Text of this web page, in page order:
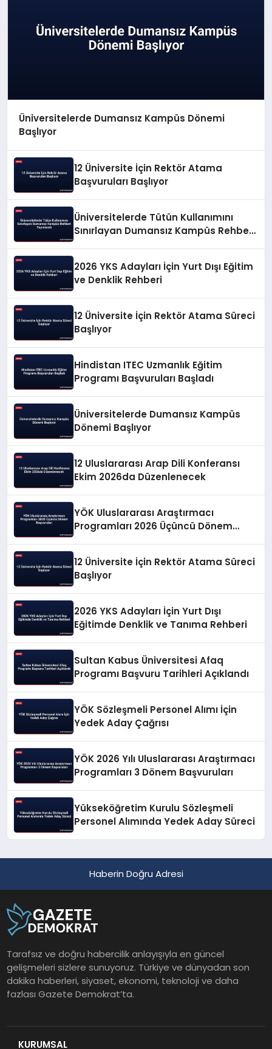
Üniversitelerde Dumansız Kampüs Dönemi
Başlıyor
12 Üniversite İçin Rektör Atama
Başvuruları Başlıyor
Üniversitelerde Tütün Kullanımını
Sınırlayan Dumansız Kampüs Rehberi
2026 YKS Adayları İçin Yurt Dışı Eğitim
ve Denklik Rehberi
12 Üniversite İçin Rektör Atama Süreci
Başlıyor
Hindistan ITEC Uzmanlık Eğitim
Programı Başvuruları Başladı
Üniversitelerde Dumansız Kampüs
Dönemi Başlıyor
12 Uluslararası Arap Dili Konferansı
Ekim 2026da Düzenlenecek
YÖK Uluslararası Araştırmacı
Programları 2026 Üçüncü Dönem
12 Üniversite İçin Rektör Atama Süreci
Başlıyor
2026 YKS Adayları İçin Yurt Dışı
Eğitimde Denklik ve Tanıma Rehberi
Sultan Kabus Üniversitesi Afaq
Programı Başvuru Tarihleri Açıklandı
YÖK Sözleşmeli Personel Alımı İçin
Yedek Aday Çağrısı
YÖK 2026 Yılı Uluslararası Araştırmacı
Programları 3 Dönem Başvuruları
Yükseköğretim Kurulu Sözleşmeli
Personel Alımında Yedek Aday Süreci
Haberin Doğru Adresi
Tarafsız ve doğru habercilik anlayışıyla en güncel
gelişmeleri sizlere sunuyoruz. Türkiye ve dünyadan son
dakika haberleri, siyaset, ekonomi, teknoloji ve daha
fazlası Gazete Demokrat’ta.
KURUMSAL